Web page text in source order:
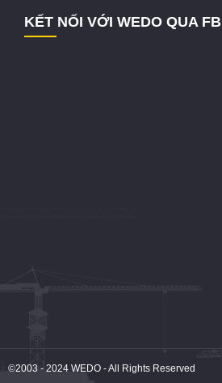
KẾT NỐI VỚI WEDO QUA FB
©2003 - 2024 WEDO - All Rights Reserved